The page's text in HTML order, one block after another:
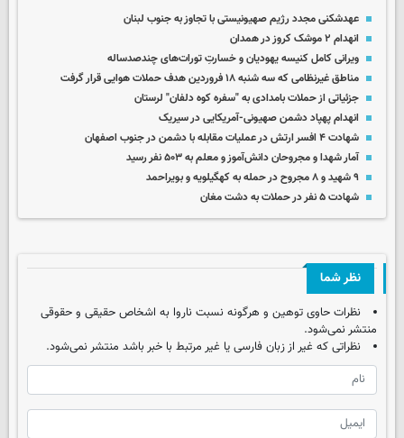
عهدشکنی مجدد رژیم صهیونیستی با تجاوز به جنوب لبنان
انهدام ۲ موشک کروز در همدان
ویرانی کامل کنیسه یهودیان و خسارتِ تورات‌های چندصدساله
مناطق غیرنظامی که سه شنبه ۱۸ فروردین هدف حملات هوایی قرار گرفت
جزئیاتی از حملات بامدادی به "سفره کوه دلفان" لرستان
انهدام پهپاد دشمن صهیونی-آمریکایی در سیریک
شهادت ۴ افسر ارتش در عملیات مقابله با دشمن در جنوب اصفهان
آمار شهدا و مجروحان دانش‌آموز و معلم به ۵۰۳ نفر رسید
۹ شهید و ۸ مجروح در حمله به کهگیلویه و بویراحمد
شهادت ۵ نفر در حملات به دشت مغان
نظر شما
نظرات حاوی توهین و هرگونه نسبت ناروا به اشخاص حقیقی و حقوقی
منتشر نمی‌شود.
نظراتی که غیر از زبان فارسی یا غیر مرتبط با خبر باشد منتشر نمی‌شود.